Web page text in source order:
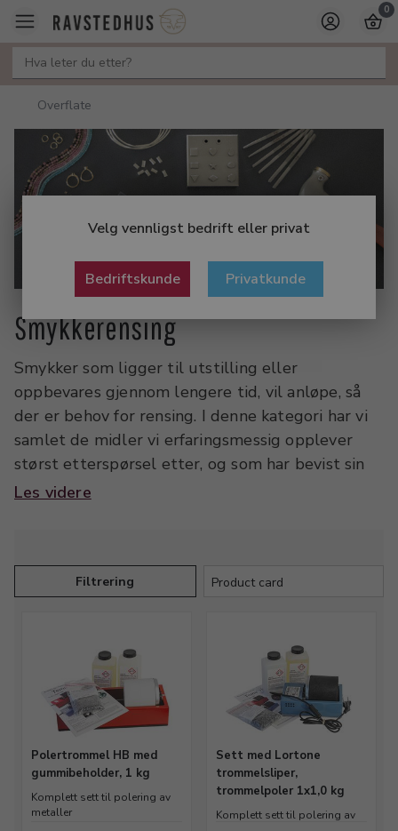
Velg vennligst bedrift eller privat
Bedriftskunde Privatkunde
0
Overflate
Smykkerensing
Smykker som ligger til utstilling eller
oppbevares gjennom lengere tid, vil anløpe, så
der er behov for rensing. I denne kategori har vi
samlet de midler vi erfaringsmessig opplever
størst etterspørsel etter, og som har bevist sin
verdi og funksjonalitet gjennom tiden. I utvalget
desinfisering. Vi tilbyr også ferdige rensesett.
Spesielt etter endt fremstilling er grundig
hensiktsmessige, og her vil en ultralydsrenser
være godt anvendt. Du kan finne et utvalg av
ultralydsrensere i forskjellige størrelser i
menypunkt maskiner, i kategorien
ultralydsrenser/damprenser. Spør oss gjerne hvis
du er i tvil om hvordan du best renser dine
smykker.
Les videre
Filtrering
Polertrommel HB med
gummibeholder, 1 kg
Komplett sett til polering av
metaller
Sett med Lortone
trommelsliper,
trommelpoler 1x1,0 kg
Komplett sett til polering av